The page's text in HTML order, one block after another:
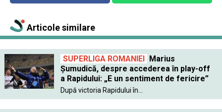
Articole similare
SUPERLIGA ROMANIEI Marius
Șumudică, despre accederea în play-off
a Rapidului: „E un sentiment de fericire”
După victoria Rapidului în...